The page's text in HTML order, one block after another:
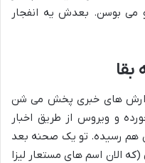
می بوسن. بعدش یه انفجار
بقا
های خبری پخش می شن
و ویروس از طریق اخبار
هم رسیده. تو یک صحنه بعد
(که الان اسم های مستعار لیزا